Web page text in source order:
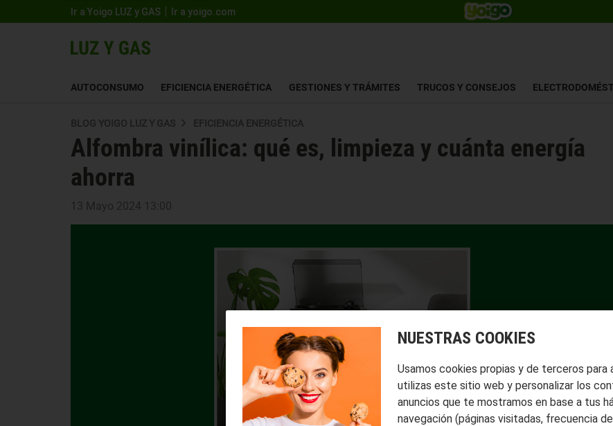
Ir a Yoigo LUZ y GAS Ir a yoigo.com
AUTOCONSUMO EFICIENCIA ENERGÉTICA GESTIONES Y TRÁMITES TRUCOS Y CONSEJOS
BLOG YOIGO LUZ Y GAS EFICIENCIA ENERGÉTICA
Alfombra vinílica: qué es, limpieza y cuánta energía
ahorra
13 Mayo 2024 13:00
NUESTRAS COOKIES
Usamos cookies propias y de terceros para
utilizas este sitio web y personalizar los
anuncios que te mostramos en base a tus
navegación (páginas visitadas, frecuencia